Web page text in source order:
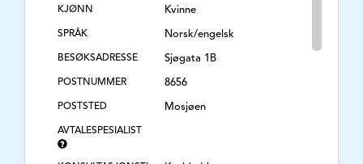
KJØNN Kvinne
SPRÅK Norsk/engelsk
BESØKSADRESSE Sjøgata 1B
POSTNUMMER 8656
POSTSTED Mosjøen
AVTALESPESIALIST